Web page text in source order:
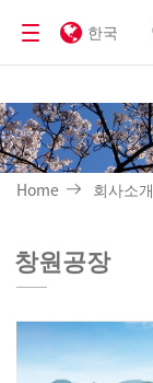
한국
Home 회사소개
창원공장